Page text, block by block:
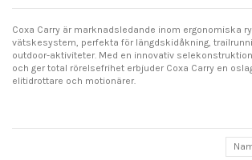
Coxa Carry är marknadsledande inom ergonomiska
vätskesystem, perfekta för längdskidåkning,
outdoor-aktiviteter. Med en innovativ
och ger total rörelsefrihet erbjuder Coxa Carry en
elitidrottare och motionärer.